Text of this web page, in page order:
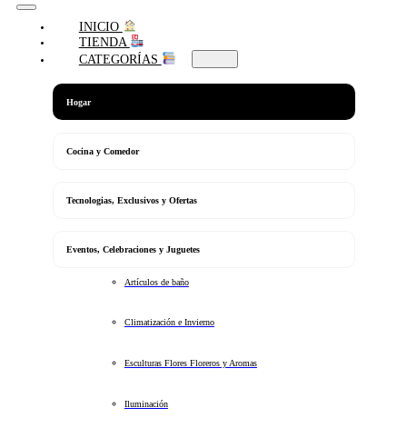
INICIO
TIENDA
CATEGORÍAS
Hogar
Cocina y Comedor
Tecnologias, Exclusivos y Ofertas
Eventos, Celebraciones y Juguetes
Artículos de baño
Climatización e Invierno
Esculturas Flores Floreros y Aromas
Iluminación